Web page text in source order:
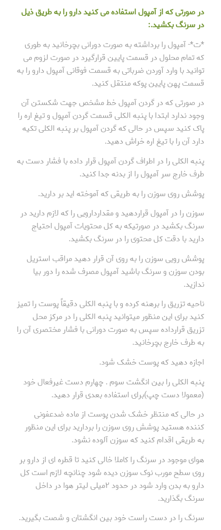
در صورتی که از آمپول استفاده می کنید دارو را به طریق ذیل
در سرنگ بکشید.:
*ت*- آمپول را برداشته به صورت دورانی بچرخانید به طوری
که تمام محلول در قسمت پایین قرارگیرد در صورت لزوم می
توانید با وارد آوردن ضرباتی به قسمت فوقانی آمپول دارو را به
قسمت پهن پایین پوکه منتقل کنید.
در صورتی که در گردن آمپول خط مشخص جهت شکستن آن
وجود ندارد ابتدا با پنبه الکلی قسمت گردن آمپول و تیغ اره را
پاک کنید سپس در حالی که گردن آمپول بر پنبه الکلی تکیه
دارد آن را با تیغ اره خراش دهید.
پنبه الکلی را در اطراف گردن آمپول قرار داده با فشار دست به
طرف خارج سر آمپول را از بدنه جدا کنید.
پوشش روی سوزن را به طریقی که آموخته اید بر دارید.
سوزن را در آمپول قراردهید و مقداردارویی را که لازم دارید در
سرنگ بکشید در صورتیکه به کل محتویات آمپول احتیاج
دارید با دقت کل محتوی را در سرنگ بکشید.
پوشش رویی سوزن را به روی آن قرار دهید مراقب استریل
بودن سوزن و سرنگ باشید آمپول مصرف شده را دور بیا
ندازید.
ناحیه تزریق را برهنه کرده و با پنبه الکلی دقیقاً پوست را تمیز
کنید برای این منظور میتوانید پنبه الکلی را در مرکز محل
تزریق قرارداده سپس به صورت دورانی با فشار مختصری آن را
به طرف خارج بچرخانید.
اجازه دهید که پوست خشک شود.
پنبه الکلی را بین انگشت سوم . چهارم دست غیرفعال خود
(معمولا دست چپ)برای استفاده بعدی قرار دهید.
در حالی که منتظر خشک شدن پوست از ماده ضدعفونی
کننده هستید پوشش روی سوزن را بردارید برای این منظور
به طریقی اقدام کنید که سوزن آلوده نشود.
هوای موجود در سرنگ را کاملا خالی کنید تا قطره ای از دارو بر
روی سطح مورب نوک سوزن دیده شود چنانچه لازم است کل
دارو به بدن وارد شود در حدود ۲میلی لیتر هوا در داخل
سرنگ بگذارید.
سرنگ را در دست راست خود بین انگشتان و شصت بگیرید.